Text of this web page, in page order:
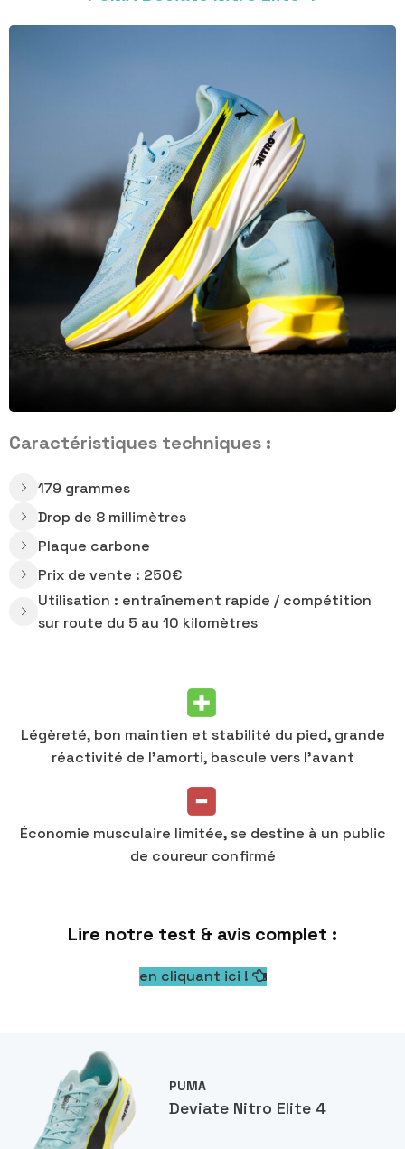
Caractéristiques techniques :
179 grammes
Drop de 8 millimètres
Plaque carbone
Prix de vente : 250€
Utilisation : entraînement rapide / compétition
sur route du 5 au 10 kilomètres
Légèreté, bon maintien et stabilité du pied, grande
réactivité de l’amorti, bascule vers l’avant
Économie musculaire limitée, se destine à un public
de coureur confirmé
Lire notre test & avis complet :
en cliquant ici !
PUMA
Deviate Nitro Elite 4